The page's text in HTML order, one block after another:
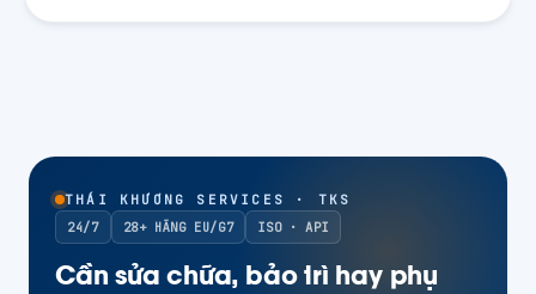
THÁI KHƯƠNG SERVICES · TKS
24/7
28+ HÃNG EU/G7 ISO · API
Cần sửa chữa, bảo trì hay phụ